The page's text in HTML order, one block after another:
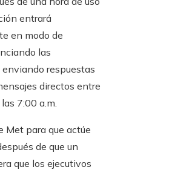
entrará
en modo de
las
respuestas
directos entre
7:00 a.m.
Met para que actúe
de que un
que los ejecutivos